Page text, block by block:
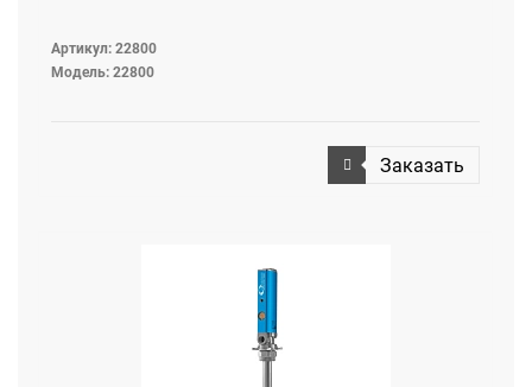
Артикул: 22800
Модель: 22800
Заказать